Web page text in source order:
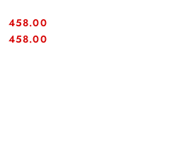
Cena:
458.00
Cena:
458.00